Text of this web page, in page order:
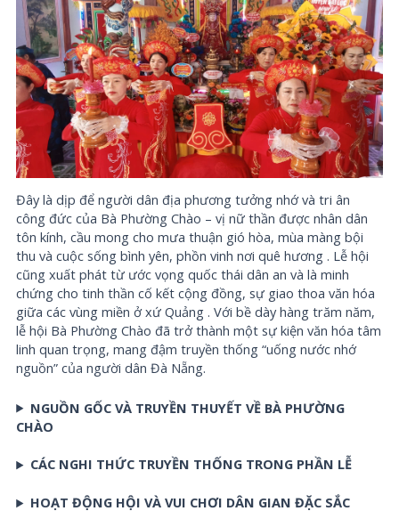
Đây là dịp để người dân địa phương tưởng nhớ và tri ân
công đức của Bà Phường Chào – vị nữ thần được nhân dân
tôn kính, cầu mong cho mưa thuận gió hòa, mùa màng bội
thu và cuộc sống bình yên, phồn vinh nơi quê hương . Lễ hội
cũng xuất phát từ ước vọng quốc thái dân an và là minh
chứng cho tinh thần cố kết cộng đồng, sự giao thoa văn hóa
giữa các vùng miền ở xứ Quảng . Với bề dày hàng trăm năm,
lễ hội Bà Phường Chào đã trở thành một sự kiện văn hóa tâm
linh quan trọng, mang đậm truyền thống “uống nước nhớ
nguồn” của người dânĐà Nẵng.
NGUỒN GỐC VÀ TRUYỀN THUYẾT VỀ BÀ PHƯỜNG
CHÀO
CÁC NGHI THỨC TRUYỀN THỐNG TRONG PHẦN LỄ
HOẠT ĐỘNG HỘI VÀ VUI CHƠI DÂN GIAN ĐẶC SẮC